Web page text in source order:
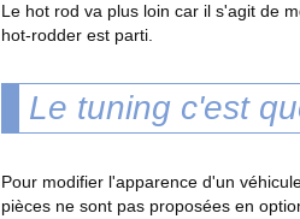
Le hot rod va plus loin car il s'agit de
hot-rodder est parti.
Le tuning c'est
Pour modifier l'apparence d'un
pièces ne sont pas proposées en